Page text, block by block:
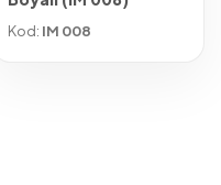
Kod: IM 008